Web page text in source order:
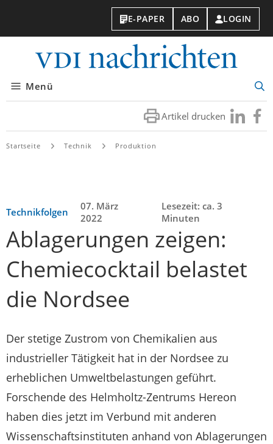
E-PAPER ABO LOGIN
Menü
Artikel drucken Besuchen
Sie
Sie
Startseite Technik Produktion
Technikfolgen
07. März
2022
Lesezeit: ca. 3
Minuten
Ablagerungen zeigen:
Chemiecocktail belastet
die Nordsee
Der stetige Zustrom von Chemikalien aus
industrieller Tätigkeit hat in der Nordsee zu
erheblichen Umweltbelastungen geführt.
Forschende des Helmholtz-Zentrums Hereon
haben dies jetzt im Verbund mit anderen
Wissenschaftsinstituten anhand von Ablagerungen